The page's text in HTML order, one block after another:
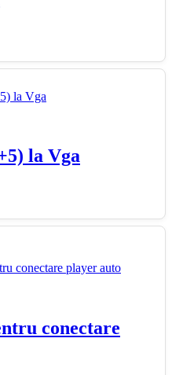
la Vga
conectare